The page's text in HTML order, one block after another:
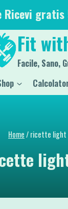
gratis
Fit
Facile, Sano,
Home/ricette